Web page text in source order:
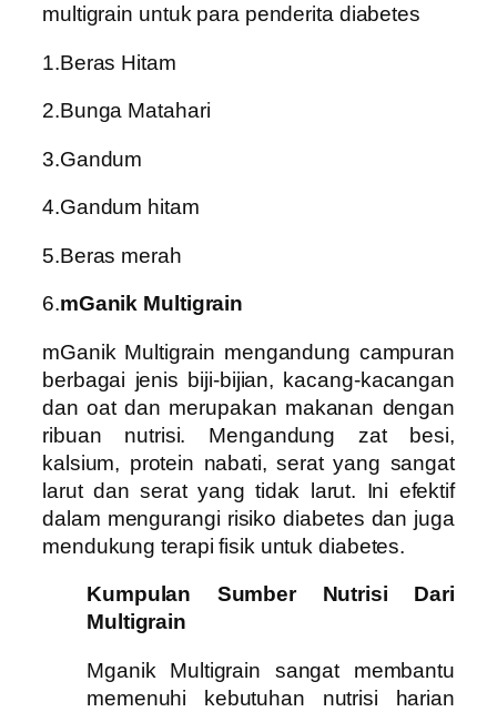
multigrain untuk para penderita diabetes
1.Beras Hitam
2.Bunga Matahari
3.Gandum
4.Gandum hitam
5.Beras merah
6.mGanik Multigrain
mGanik Multigrain mengandung campuran
berbagai jenis biji-bijian, kacang-kacangan
dan oat dan merupakan makanan dengan
ribuan nutrisi. Mengandung zat besi,
kalsium, protein nabati, serat yang sangat
larut dan serat yang tidak larut. Ini efektif
dalam mengurangi risiko diabetes dan juga
mendukung terapi fisik untuk diabetes.
Kumpulan Sumber Nutrisi Dari
Multigrain
Mganik Multigrain sangat membantu
memenuhi kebutuhan nutrisi harian